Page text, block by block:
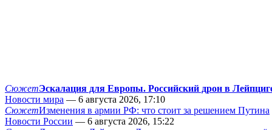
СюжетЭскалация для Европы. Российский дрон в
Новости мира — 6 августа 2026, 17:10
СюжетИзменения в армии РФ: что стоит за решением Путина
Новости России — 6 августа 2026, 15:22